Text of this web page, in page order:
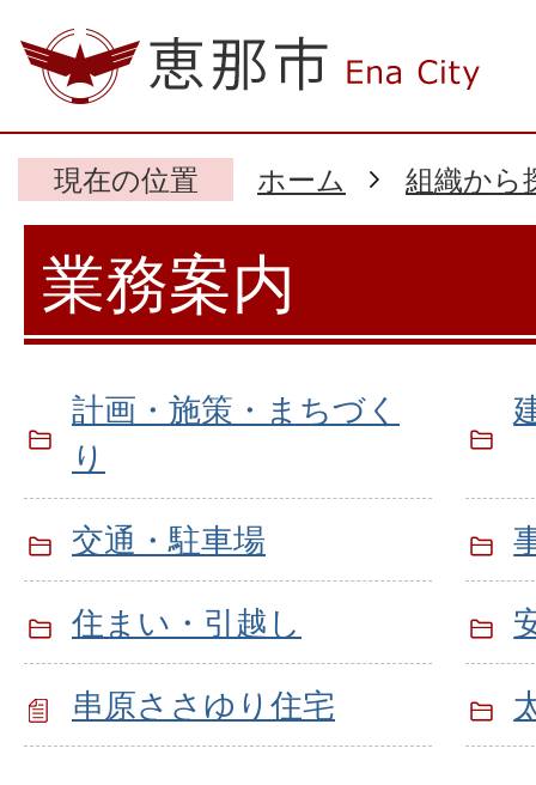
現在の位置 ホーム 組織から
業務案内
計画・施策・まちづく
り
交通・駐車場
住まい・引越し
串原ささゆり住宅